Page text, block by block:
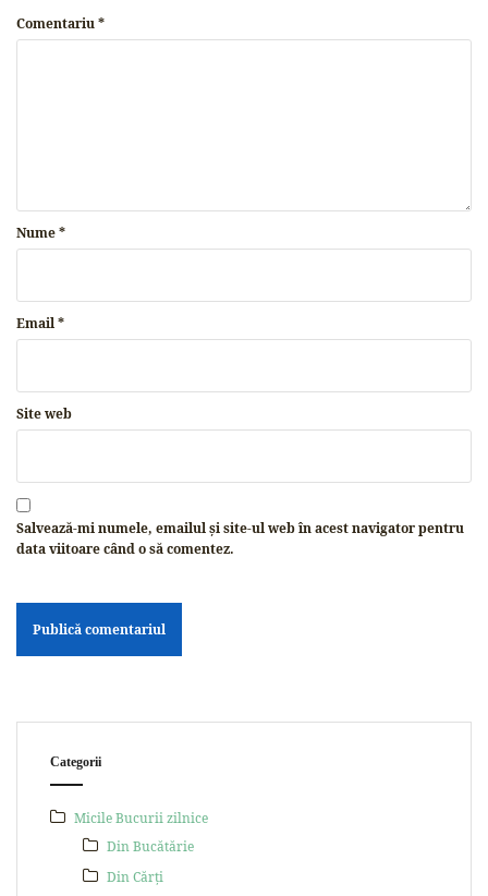
Comentariu*
Nume*
Email*
Site web
Salvează-mi numele, emailul și site-ul web în acest navigator pentru
data viitoare când o să comentez.
Categorii
Micile Bucurii zilnice
Din Bucătărie
Din Cărți